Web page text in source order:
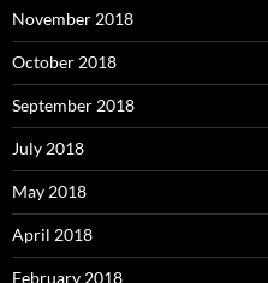
November 2018
October 2018
September 2018
July 2018
May 2018
April 2018
February 2018